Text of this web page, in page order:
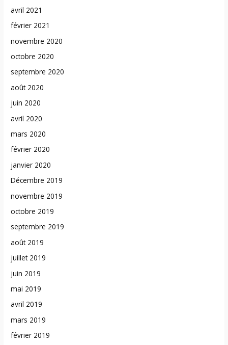
avril 2021
février 2021
novembre 2020
octobre 2020
septembre 2020
août 2020
juin 2020
avril 2020
mars 2020
février 2020
janvier 2020
Décembre 2019
novembre 2019
octobre 2019
septembre 2019
août 2019
juillet 2019
juin 2019
mai 2019
avril 2019
mars 2019
février 2019